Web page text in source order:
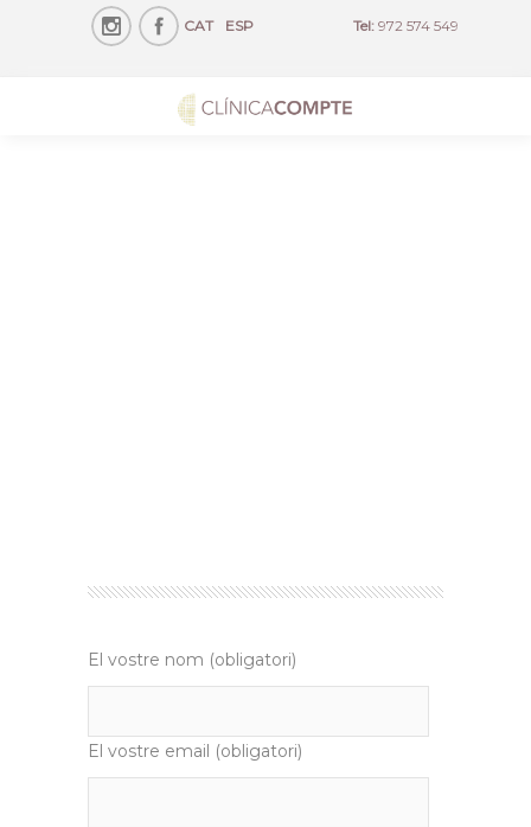
CAT ESP Tel: 972 574 549
El vostre nom (obligatori)
El vostre email (obligatori)